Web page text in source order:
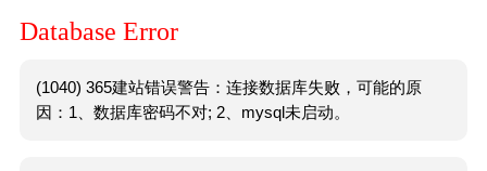
Database Error
(1040) 365建站错误警告：连接数据库失败，可能的原
因：1、数据库密码不对; 2、mysql未启动。